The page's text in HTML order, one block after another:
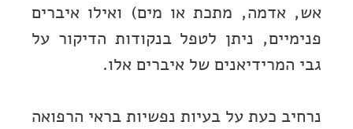
אש, אדמה, מתכת או מים) ואילו איברים
פנימיים, ניתן לטפל בנקודות הדיקור על
גבי המרידיאנים של איברים אלו.
נרחיב כעת על בעיות נפשיות בראי הרפואה